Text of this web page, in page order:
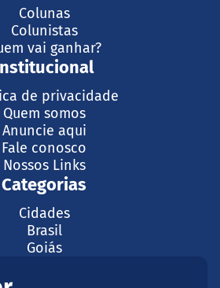
Colunas
Colunistas
vai ganhar?
de privacidade
Quem somos
Anuncie aqui
Fale conosco
Nossos Links
Categorias
Cidades
Brasil
Goiás